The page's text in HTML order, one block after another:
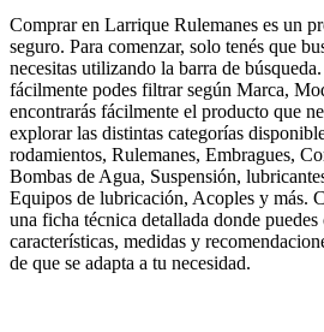
Comprar en Larrique Rulemanes es un
seguro. Para comenzar, solo tenés que
necesitas utilizando la barra de
fácilmente podes filtrar según Marca,
encontrarás fácilmente el producto que
explorar las distintas categorías
rodamientos, Rulemanes, Embragues,
Bombas de Agua, Suspensión,
Equipos de lubricación, Acoples y más.
una ficha técnica detallada donde puedes
características, medidas y
de que se adapta a tu necesidad.